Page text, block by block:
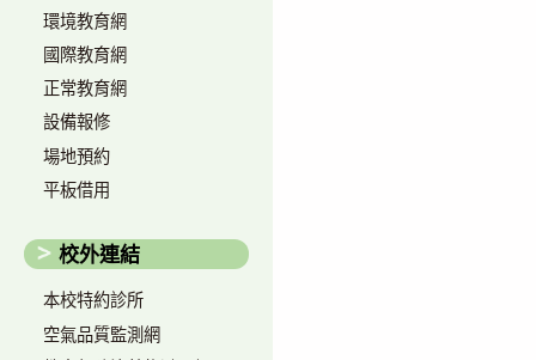
環境教育網
國際教育網
正常教育網
設備報修
場地預約
平板借用
校外連結
本校特約診所
空氣品質監測網